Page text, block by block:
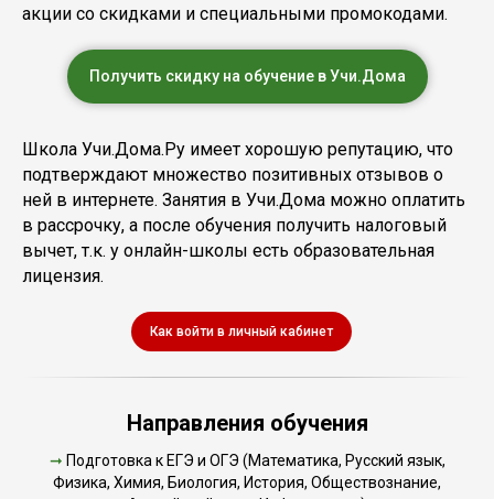
акции со скидками и специальными промокодами.
Получить скидку на обучение в Учи.Дома
Школа Учи.Дома.Ру имеет хорошую репутацию, что
подтверждают множество позитивных отзывов о
ней в интернете. Занятия в Учи.Дома можно оплатить
в рассрочку, а после обучения получить налоговый
вычет, т.к. у онлайн-школы есть образовательная
лицензия.
Как войти в личный кабинет
Направления обучения
➞ Подготовка к ЕГЭ и ОГЭ (Математика, Русский язык,
Физика, Химия, Биология, История, Обществознание,